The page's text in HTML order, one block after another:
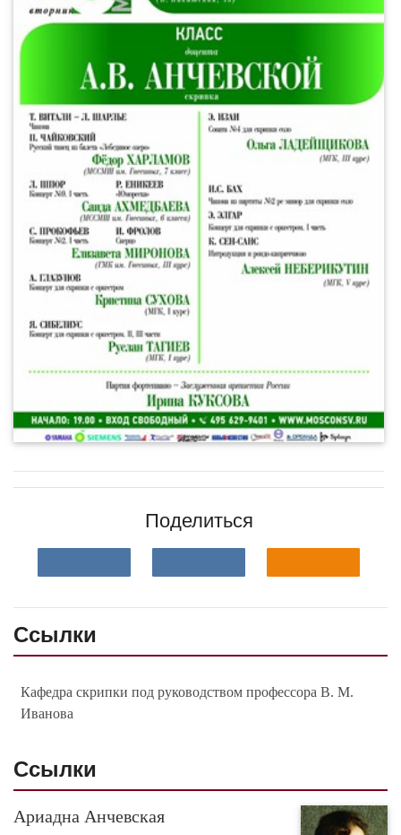
Поделиться
Ссылки
Кафедра скрипки под руководством профессора В. М.
Иванова
Ссылки
Ариадна Анчевская